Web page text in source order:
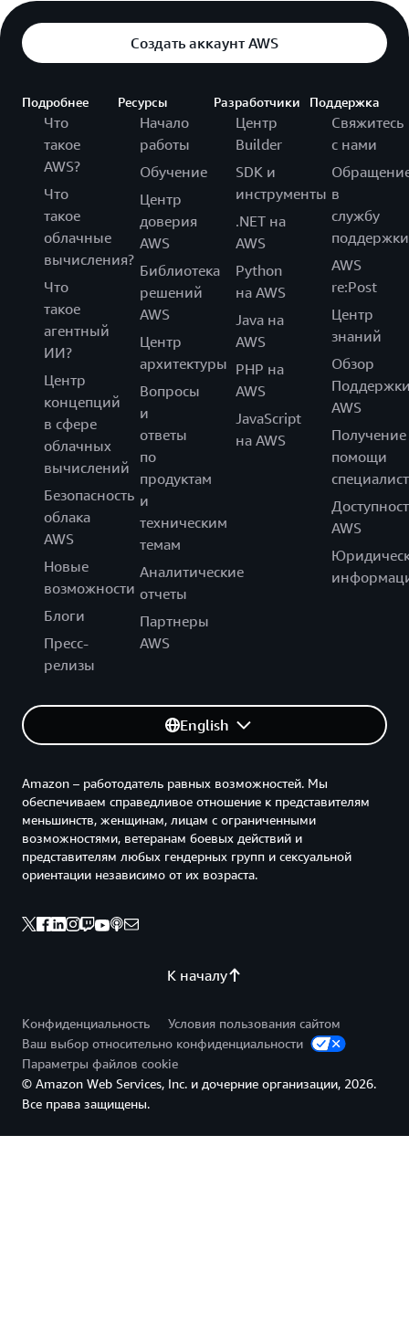
Создать аккаунт AWS
Подробнее
Что
такое
AWS?
Что
такое
облачные
вычисления?
Что
такое
агентный
ИИ?
Центр
концепций
в сфере
облачных
вычислений
Безопасность
облака
AWS
Новые
возможности
Блоги
Пресс-
релизы
Ресурсы
Начало
работы
Обучение
Центр
доверия
AWS
Библиотека
решений
AWS
Центр
архитектуры
Вопросы
и
ответы
по
продуктам
и
техническим
темам
Аналитические
отчеты
Партнеры
AWS
Разработчики
Центр
Builder
SDK и
инструменты
.NET на
AWS
Python
на AWS
Java на
AWS
PHP на
AWS
JavaScript
на AWS
Поддержка
Свяжитесь
с нами
в
службу
поддержки
AWS
re:Post
Центр
знаний
Обзор
AWS
Получение
помощи
AWS
English
К началу
Amazon – работодатель равных возможностей. Мы
обеспечиваем справедливое отношение к представителям
меньшинств, женщинам, лицам с ограниченными
возможностями, ветеранам боевых действий и
представителям любых гендерных групп и сексуальной
ориентации независимо от их возраста.
Конфиденциальность
Условия пользования сайтом
Ваш выбор относительно конфиденциальности
Параметры файлов cookie
© Amazon Web Services, Inc. и дочерние организации, 2026.
Все права защищены.